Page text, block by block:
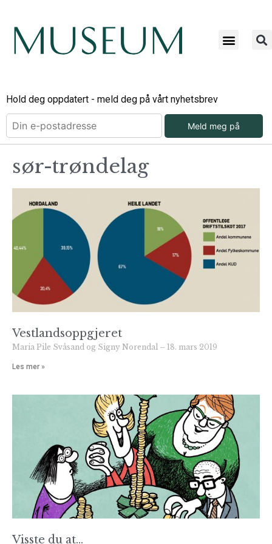
Hold deg oppdatert - meld deg på vårt nyhetsbrev
Meld meg på
sør-trøndelag
Vestlandsoppgjeret
Maria Pile Svåsand og Signy Norendal 18. mars 2019
Les mer »
Visste du at…